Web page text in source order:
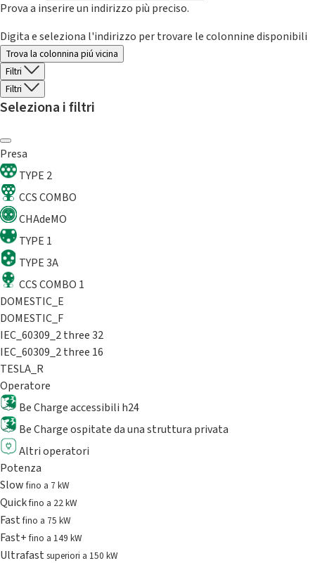
Prova a inserire un indirizzo più preciso.
Digita e seleziona l'indirizzo per trovare le colonnine disponibili
Trova la colonnina piú vicina
Filtri
Filtri
Seleziona i filtri
Presa
TYPE 2
CCS COMBO
CHAdeMO
TYPE 1
TYPE 3A
CCS COMBO 1
DOMESTIC_E
DOMESTIC_F
IEC_60309_2 three 32
IEC_60309_2 three 16
TESLA_R
Operatore
Be Charge accessibili h24
Be Charge ospitate da una struttura privata
Altri operatori
Potenza
Slowfino a 7 kW
Quickfino a 22 kW
Fastfino a 75 kW
Fast+fino a 149 kW
Ultrafast superiori a 150 kW